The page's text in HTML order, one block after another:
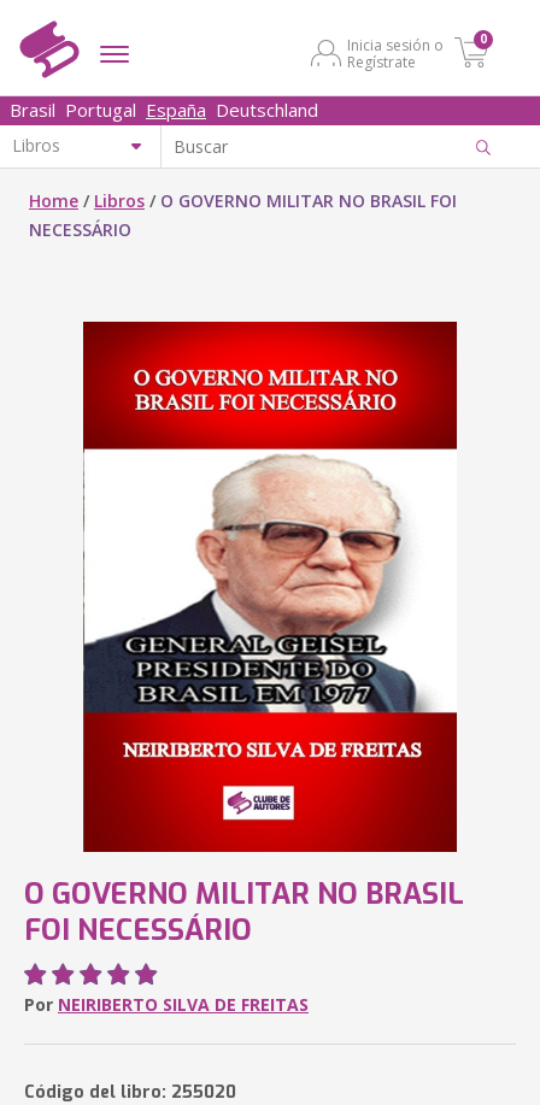
Inicia sesión o
Regístrate
0
Brasil Portugal España Deutschland
Home / Libros / O GOVERNO MILITAR NO BRASIL FOI
NECESSÁRIO
O GOVERNO MILITAR NO BRASIL
FOI NECESSÁRIO
Por NEIRIBERTO SILVA DE FREITAS
Código del libro: 255020